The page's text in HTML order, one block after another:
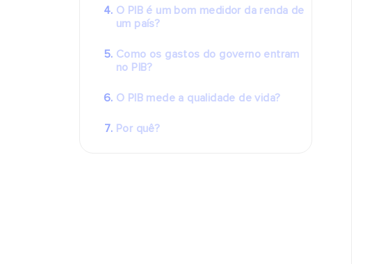
O PIB é um bom medidor da renda de
um país?
Como os gastos do governo entram
no PIB?
O PIB mede a qualidade de vida?
Por quê?